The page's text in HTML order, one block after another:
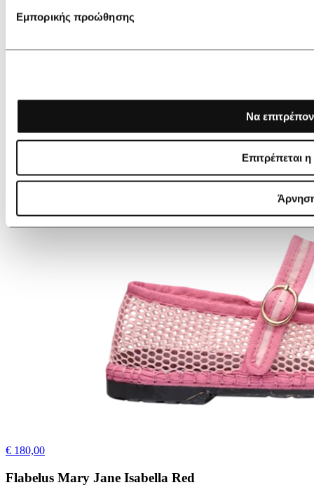
Εμπορικής προώθησης
Να
Επιτρέπεται
€ 180,00
Flabelus Mary Jane Isabella Red